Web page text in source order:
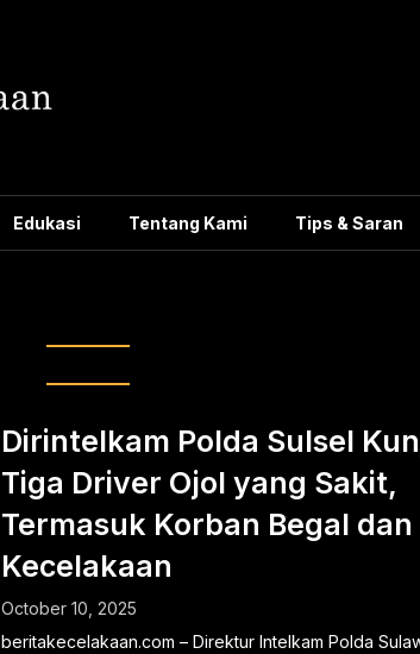
Edukasi Tentang Kami Tips & Saran
Dirintelkam Polda Sulsel
Tiga Driver Ojol yang Sakit,
Termasuk Korban Begal dan
Kecelakaan
October 10, 2025
beritakecelakaan.com – Direktur Intelkam Polda